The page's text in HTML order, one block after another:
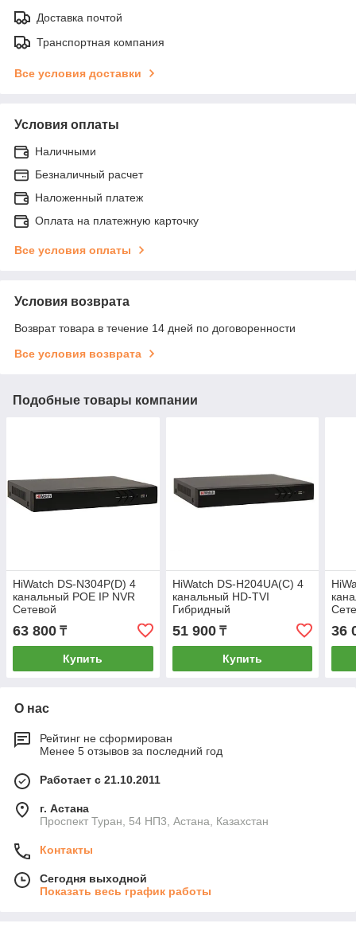
Доставка почтой
Транспортная компания
Все условия доставки
Условия оплаты
Наличными
Безналичный расчет
Наложенный платеж
Оплата на платежную карточку
Все условия оплаты
Условия возврата
Возврат товара в течение 14 дней по договоренности
Все условия возврата
Подобные товары компании
HiWatch DS-N304P(D) 4
канальный POE IP NVR
Сетевой
видеорегистратор
63 800 ₸
Купить
HiWatch DS-H204UA(C) 4
канальный HD-TVI
Гибридный
видеорегистратор
51 900₸
Купить
36
О нас
Рейтинг не сформирован
Менее 5 отзывов за последний год
Работает с 21.10.2011
г. Астана
Проспект Туран, 54 НП3, Астана, Казахстан
Контакты
Сегодня выходной
Показать весь график работы